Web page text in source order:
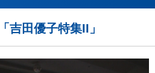
吉田優子特集II」